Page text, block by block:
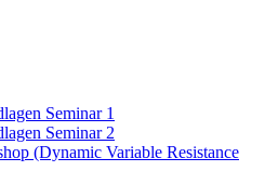
Seminar 1
Seminar 2
(Dynamic Variable Resistance